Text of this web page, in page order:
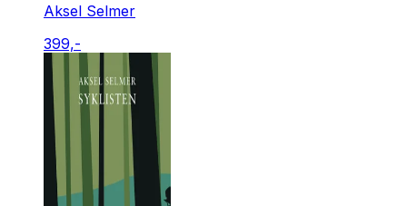
Aksel Selmer
399,-